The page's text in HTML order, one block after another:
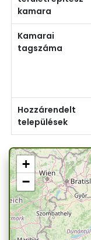
kamara
Kamarai
tagszáma
Hozzárendelt
települések
+
−